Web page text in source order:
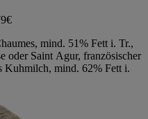
mind. 51% Fett i. Tr.,
oder Saint Agur, französischer
Kuhmilch, mind. 62% Fett i.